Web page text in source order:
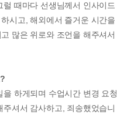
때마다 선생님께서 인사이드
시고, 해외에서 즐거운 시간을
많은 위로와 조언을 해주셔서
하게되며 수업시간 변경 요청
셔서 감사하고, 죄송했었습니